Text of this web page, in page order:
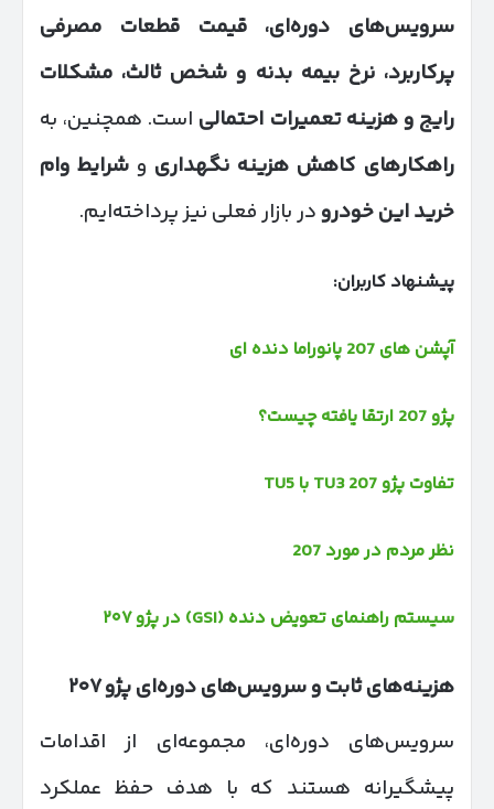
سرویس‌های دوره‌ای، قیمت قطعات مصرفی
پرکاربرد، نرخ بیمه بدنه و شخص ثالث، مشکلات
رایج و هزینه تعمیرات احتمالی است. همچنین، به
راهکارهای کاهش هزینه نگهداری و شرایط وام
خرید این خودرودر بازار فعلی نیز پرداخته‌ایم.
پیشنهاد کاربران:
آپشن های 207 پانوراما دنده ای
پژو 207 ارتقا یافته چیست؟
تفاوت پژو 207 TU3 با TU5
نظر مردم در مورد 207
سیستم راهنمای تعویض دنده (GSI) در پژو ۲۰۷
هزینه‌های ثابت و سرویس‌های دوره‌ای پژو۲۰۷
سرویس‌های دوره‌ای، مجموعه‌ای از اقدامات
پیشگیرانه هستند که با هدف حفظ عملکرد